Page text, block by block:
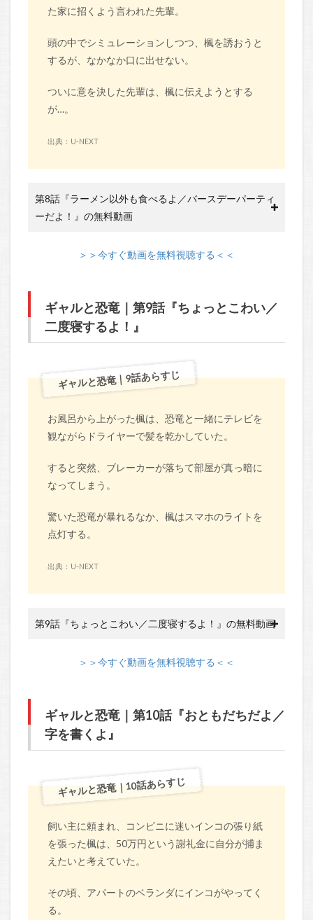
た家に招くよう言われた先輩。
頭の中でシミュレーションしつつ、楓を誘おうと
するが、なかなか口に出せない。
ついに意を決した先輩は、楓に伝えようとする
が…。
出典：U-NEXT
第8話『ラーメン以外も食べるよ／バースデーパーティ
ーだよ！』の無料動画
＞＞今すぐ動画を無料視聴する＜＜
ギャルと恐竜｜第9話『ちょっとこわい／
二度寝するよ！』
ギャルと恐竜｜9話あらすじ
お風呂から上がった楓は、恐竜と一緒にテレビを
観ながらドライヤーで髪を乾かしていた。
すると突然、ブレーカーが落ちて部屋が真っ暗に
なってしまう。
驚いた恐竜が暴れるなか、楓はスマホのライトを
点灯する。
出典：U-NEXT
第9話『ちょっとこわい／二度寝するよ！』の無料動画
＞＞今すぐ動画を無料視聴する＜＜
ギャルと恐竜｜第10話『おともだちだよ／
字を書くよ』
ギャルと恐竜｜10話あらすじ
飼い主に頼まれ、コンビニに迷いインコの張り紙
を張った楓は、50万円という謝礼金に自分が捕ま
えたいと考えていた。
その頃、アパートのベランダにインコがやってく
る。